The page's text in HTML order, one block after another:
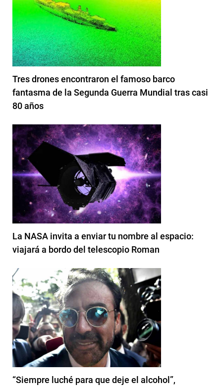
Tres drones encontraron el famoso barco
fantasma de la Segunda Guerra Mundial tras casi
80 años
La NASA invita a enviar tu nombre al espacio:
viajará a bordo del telescopio Roman
“Siempre luché para que deje el alcohol”,